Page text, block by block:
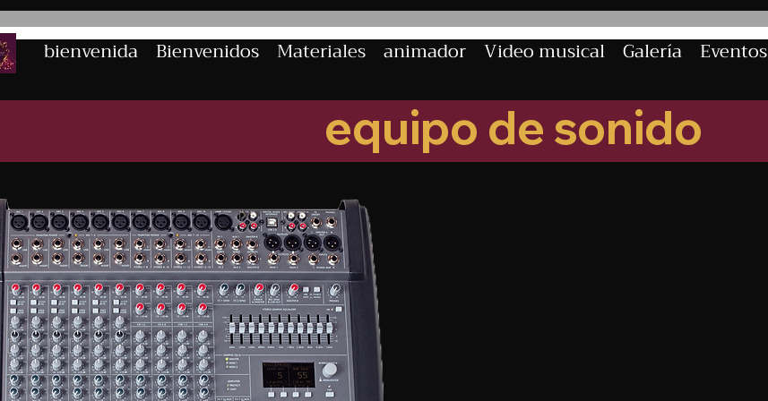
bienvenida Bienvenidos Materiales animador Video musical Galería Eventos
equipo de sonido